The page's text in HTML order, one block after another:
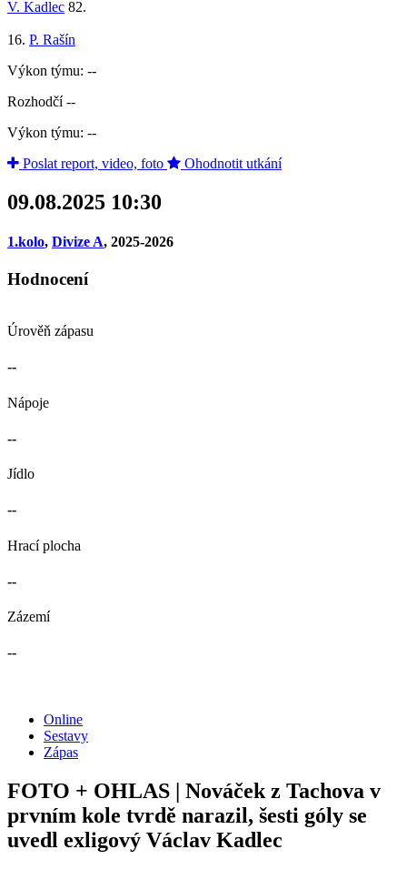
V. Kadlec 82.
16. P. Rašín
Výkon týmu: --
Rozhodčí --
Výkon týmu: --
Poslat report, video, foto
Ohodnotit utkání
09.08.2025 10:30
1.kolo, Divize A, 2025-2026
Hodnocení
Úrověň zápasu
--
Nápoje
--
Jídlo
--
Hrací plocha
--
Zázemí
--
Online
Sestavy
Zápas
FOTO + OHLAS | Nováček z Tachova v
prvním kole tvrdě narazil, šesti góly se
uvedl exligový Václav Kadlec